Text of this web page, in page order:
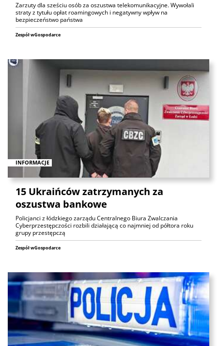
Zarzuty dla sześciu osób za oszustwa telekomunikacyjne. Wywołali
straty z tytułu opłat roamingowych i negatywny wpływ na
bezpieczeństwo państwa
Zespół wGospodarce
INFORMACJE
15 Ukraińców zatrzymanych za
oszustwa bankowe
Policjanci z łódzkiego zarządu Centralnego Biura Zwalczania
Cyberprzestępczości rozbili działającą co najmniej od półtora roku
grupy przestępczą
Zespół wGospodarce